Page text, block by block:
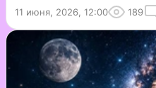
11 июня, 2026, 12:00 189